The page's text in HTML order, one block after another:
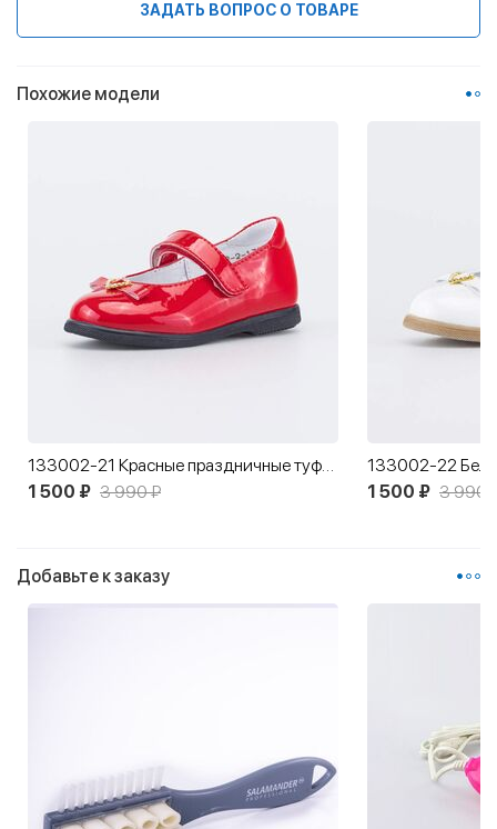
ЗАДАТЬ ВОПРОС О ТОВАРЕ
Похожие модели
133002-21 Красные праздничные туфли для девочки
1 500 ₽ 3 990 ₽ 1 500 ₽ 3 990
Добавьте к заказу